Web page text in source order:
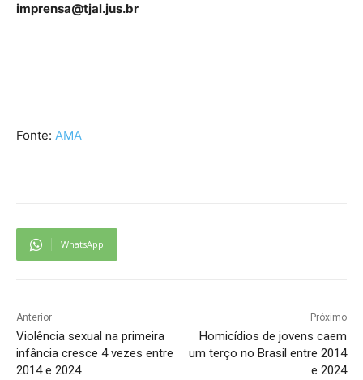
imprensa@tjal.jus.br
Fonte: AMA
WhatsApp
Anterior
Violência sexual na primeira
infância cresce 4 vezes entre
2014 e 2024
Próximo
Homicídios de jovens caem
um terço no Brasil entre 2014
e 2024